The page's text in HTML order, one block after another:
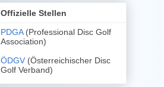
Offizielle Stellen
PDGA (Professional Disc Golf
Association)
ÖDGV (Österreichischer Disc
Golf Verband)